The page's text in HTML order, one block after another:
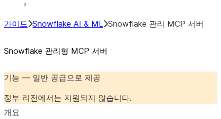
가이드 Snowflake AI & ML Snowflake 관리 MCP 서버
Snowflake 관리형 MCP 서버
기능 — 일반 공급으로 제공
정부 리전에서는 지원되지 않습니다.
개요